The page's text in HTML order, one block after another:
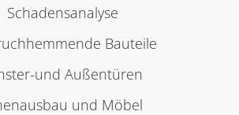
Schadensanalyse
Bauteile
und Außentüren
und Möbel